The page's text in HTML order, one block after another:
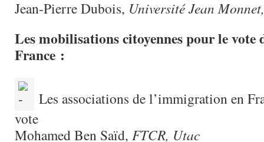
Jean-Pierre Dubois, Université Jean
Les mobilisations citoyennes pour le vote
France :
Les associations de l’immigration en
vote
Mohamed Ben Saïd, FTCR, Utac